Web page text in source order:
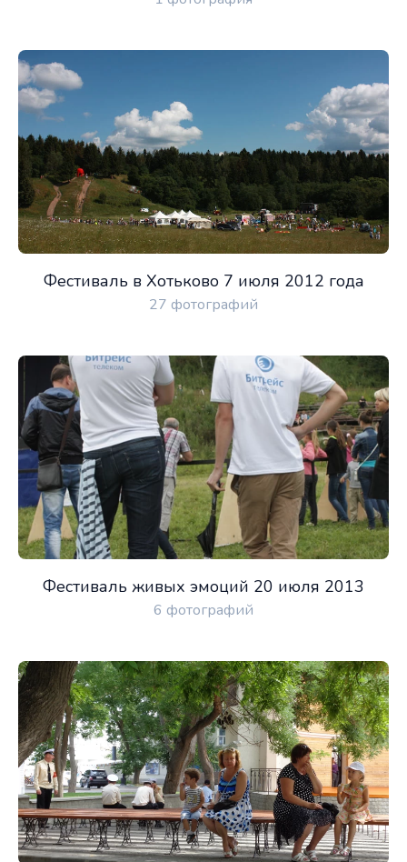
Фестиваль в Хотьково 7 июля 2012 года
27 фотографий
Фестиваль живых эмоций 20 июля 2013
6 фотографий